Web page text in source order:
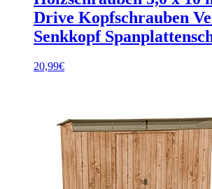
Drive Kopfschrauben
Senkkopf
20,99€